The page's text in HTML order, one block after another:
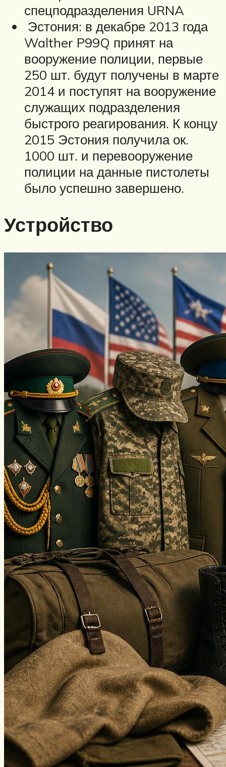
спецподразделения URNA
Эстония: в декабре 2013 года
Walther P99Q принят на
вооружение полиции, первые
250 шт. будут получены в марте
2014 и поступят на вооружение
служащих подразделения
быстрого реагирования. К концу
2015 Эстония получила ок.
1000 шт. и перевооружение
полиции на данные пистолеты
было успешно завершено.
Устройство